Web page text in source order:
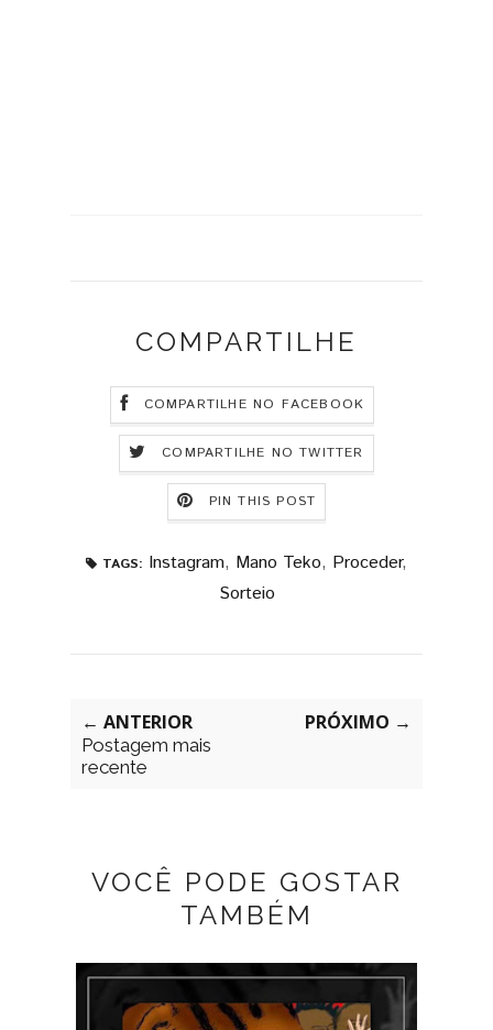
COMPARTILHE
COMPARTILHE NO FACEBOOK
COMPARTILHE NO TWITTER
PIN THIS POST
TAGS: Instagram, Mano Teko, Proceder,
Sorteio
← ANTERIOR
Postagem mais
recente
PRÓXIMO →
VOCÊ PODE GOSTAR
TAMBÉM